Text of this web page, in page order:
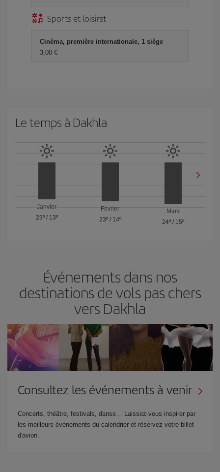
Sports et loisirst
Cinéma, première internationale, 1 siège
3,00 €
Le temps à Dakhla
Janvier
23º/ 13º
Février
23º/ 14º
Mars
24º / 15º
Événements dans nos
destinations de vols pas chers
vers Dakhla
Consultez les événements à venir
Concerts, théâtre, festivals, danse… Laissez-vous inspirer par
les meilleurs événements du calendrier et réservez votre billet
d'avion.